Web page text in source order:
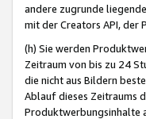
andere zugrunde
mit der Creators API, der
(h) Sie werden
Zeitraum von bis zu 24
die nicht aus Bildern
Ablauf dieses Zeitraums
Produktwerbungsinhalte